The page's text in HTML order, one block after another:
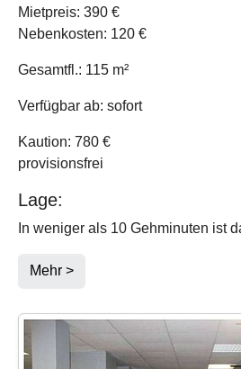
Mietpreis: 390 €
Nebenkosten: 120 €
Gesamtfl.: 115 m²
Verfügbar ab: sofort
Kaution: 780 €
provisionsfrei
Lage:
In weniger als 10 Gehminuten ist
Mehr >